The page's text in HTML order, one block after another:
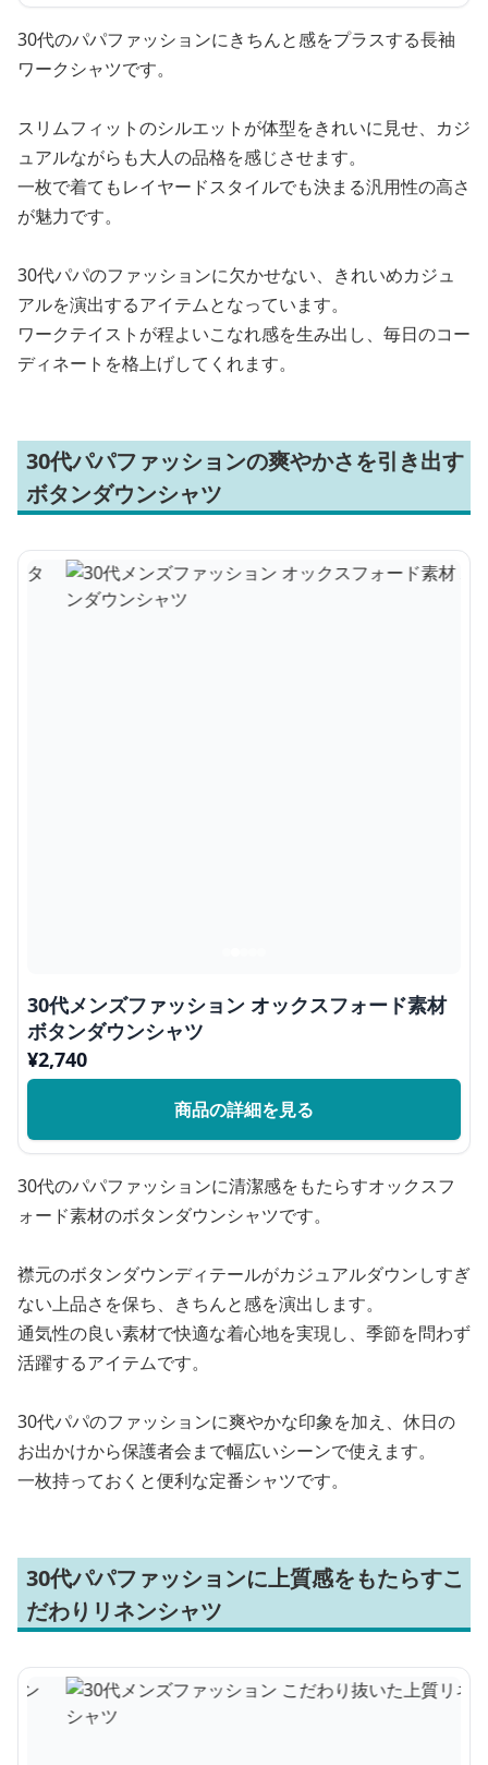
30代のパパファッションにきちんと感をプラスする長袖
ワークシャツです。
スリムフィットのシルエットが体型をきれいに見せ、カジ
ュアルながらも大人の品格を感じさせます。
一枚で着てもレイヤードスタイルでも決まる汎用性の高さ
が魅力です。
30代パパのファッションに欠かせない、きれいめカジュ
アルを演出するアイテムとなっています。
ワークテイストが程よいこなれ感を生み出し、毎日のコー
ディネートを格上げしてくれます。
30代パパファッションの爽やかさを引き出す
ボタンダウンシャツ
30代メンズファッション オックスフォード素材
ボタンダウンシャツ
¥2,740
商品の詳細を見る
30代のパパファッションに清潔感をもたらすオックスフ
ォード素材のボタンダウンシャツです。
襟元のボタンダウンディテールがカジュアルダウンしすぎ
ない上品さを保ち、きちんと感を演出します。
通気性の良い素材で快適な着心地を実現し、季節を問わず
活躍するアイテムです。
30代パパのファッションに爽やかな印象を加え、休日の
お出かけから保護者会まで幅広いシーンで使えます。
一枚持っておくと便利な定番シャツです。
30代パパファッションに上質感をもたらすこ
だわりリネンシャツ